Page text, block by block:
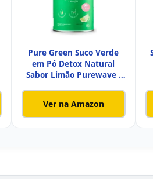
Pure Green Suco Verde
em Pó Detox Natural
Sabor Limão Purewave -
Ver na Amazon